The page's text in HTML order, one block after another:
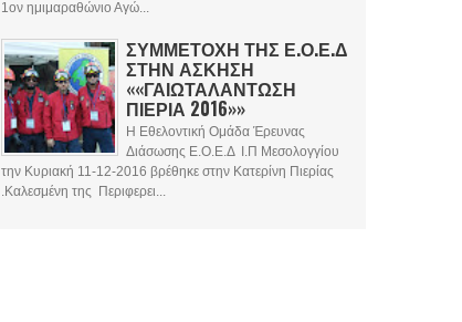
1ον ημιμαραθώνιο Αγώ...
ΣΥΜΜΕΤΟΧΗ ΤΗΣ Ε.Ο.Ε.Δ
ΣΤΗΝ ΑΣΚΗΣΗ
««ΓΑΙΩΤΑΛΑΝΤΩΣΗ
ΠΙΕΡΙΑ 2016»»
Η Εθελοντική Ομάδα Έρευνας
Διάσωσης Ε.Ο.Ε.Δ Ι.Π Μεσολογγίου
την Κυριακή 11-12-2016 βρέθηκε στην Κατερίνη Πιερίας
.Καλεσμένη της Περιφερει...